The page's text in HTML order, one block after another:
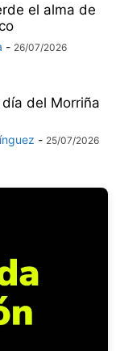
el alma de
- 26/07/2026
del Morriña
- 25/07/2026